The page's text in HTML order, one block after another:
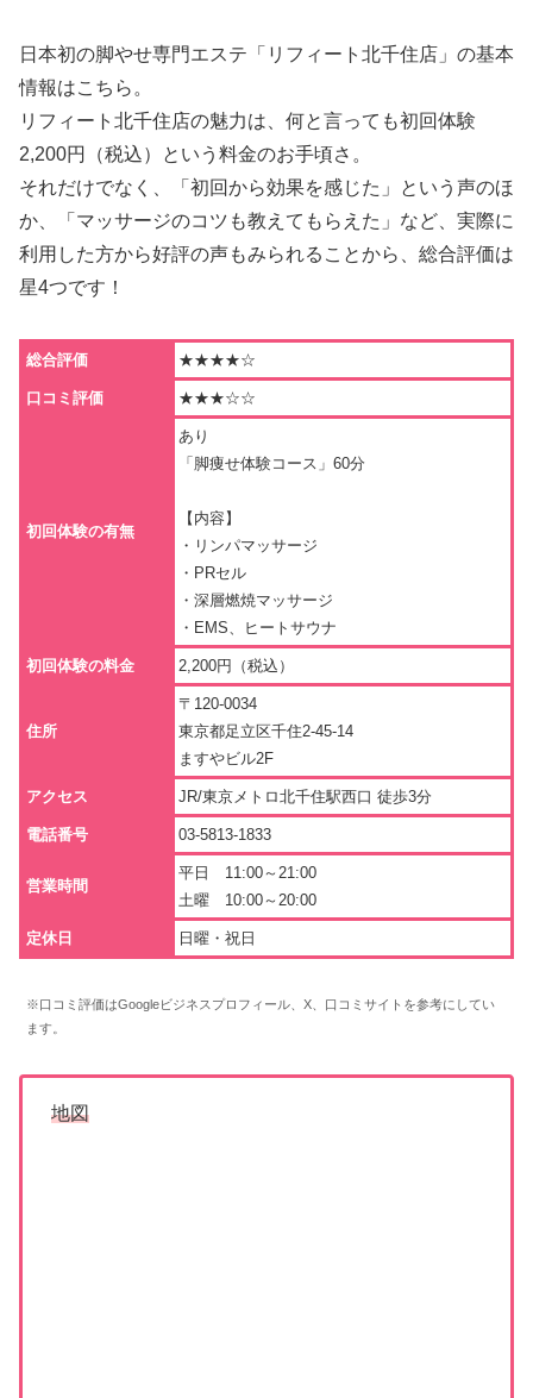
日本初の脚やせ専門エステ「リフィート北千住店」の基本
情報はこちら。
リフィート北千住店の魅力は、何と言っても初回体験
2,200円（税込）という料金のお手頃さ。
それだけでなく、「初回から効果を感じた」という声のほ
か、「マッサージのコツも教えてもらえた」など、実際に
利用した方から好評の声もみられることから、総合評価は
星4つです！
総合評価 ★★★★☆
口コミ評価 ★★★☆☆
初回体験の有無
あり
「脚痩せ体験コース」60分
【内容】
・リンパマッサージ
・PRセル
・深層燃焼マッサージ
・EMS、ヒートサウナ
初回体験の料金 2,200円（税込）
住所
〒120-0034
東京都足立区千住2-45-14
ますやビル2F
アクセス JR/東京メトロ北千住駅西口 徒歩3分
電話番号 03-5813-1833
営業時間
平日 11:00～21:00
土曜 10:00～20:00
定休日 日曜・祝日
※口コミ評価はGoogleビジネスプロフィール、X、口コミサイトを参考にしてい
ます。
地図